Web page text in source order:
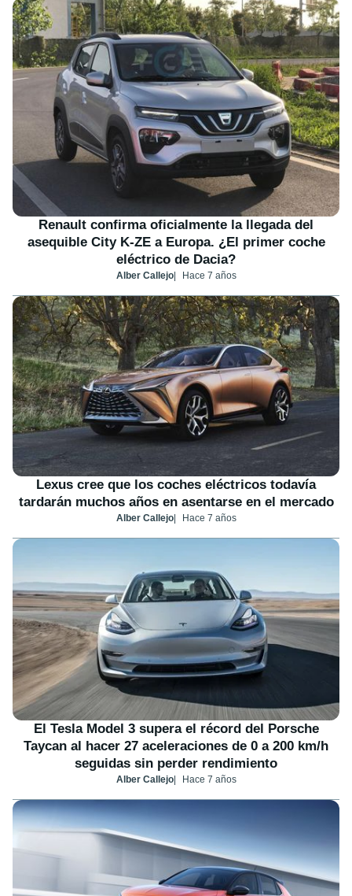
Renault confirma oficialmente la llegada del
asequible City K-ZE a Europa. ¿El primer coche
eléctrico de Dacia?
Alber Callejo Hace 7 años
Lexus cree que los coches eléctricos todavía
tardarán muchos años en asentarse en el mercado
Alber Callejo Hace 7 años
El Tesla Model 3 supera el récord del Porsche
Taycan al hacer 27 aceleraciones de 0 a 200 km/h
seguidas sin perder rendimiento
Alber Callejo Hace 7 años